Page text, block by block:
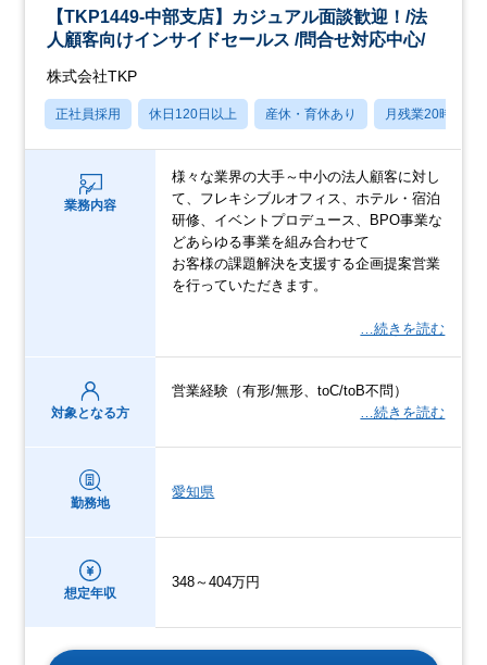
【TKP1449-中部支店】カジュアル面談歓迎！/法
人顧客向けインサイドセールス /問合せ対応中心/
株式会社TKP
正社員採用 休日120日以上 産休・育休あり 月残業20時間以
業務内容
様々な業界の大手～中小の法人顧客に対し
て、フレキシブルオフィス、ホテル・宿泊
研修、イベントプロデュース、BPO事業な
どあらゆる事業を組み合わせて
お客様の課題解決を支援する企画提案営業
を行っていただきます。
…続きを読む
対象となる方
営業経験（有形/無形、toC/toB不問）
…続きを読む
勤務地
愛知県
想定年収
348～404万円